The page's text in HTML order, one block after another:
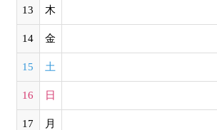
13 木
14 金
15 土
16 日
17 月